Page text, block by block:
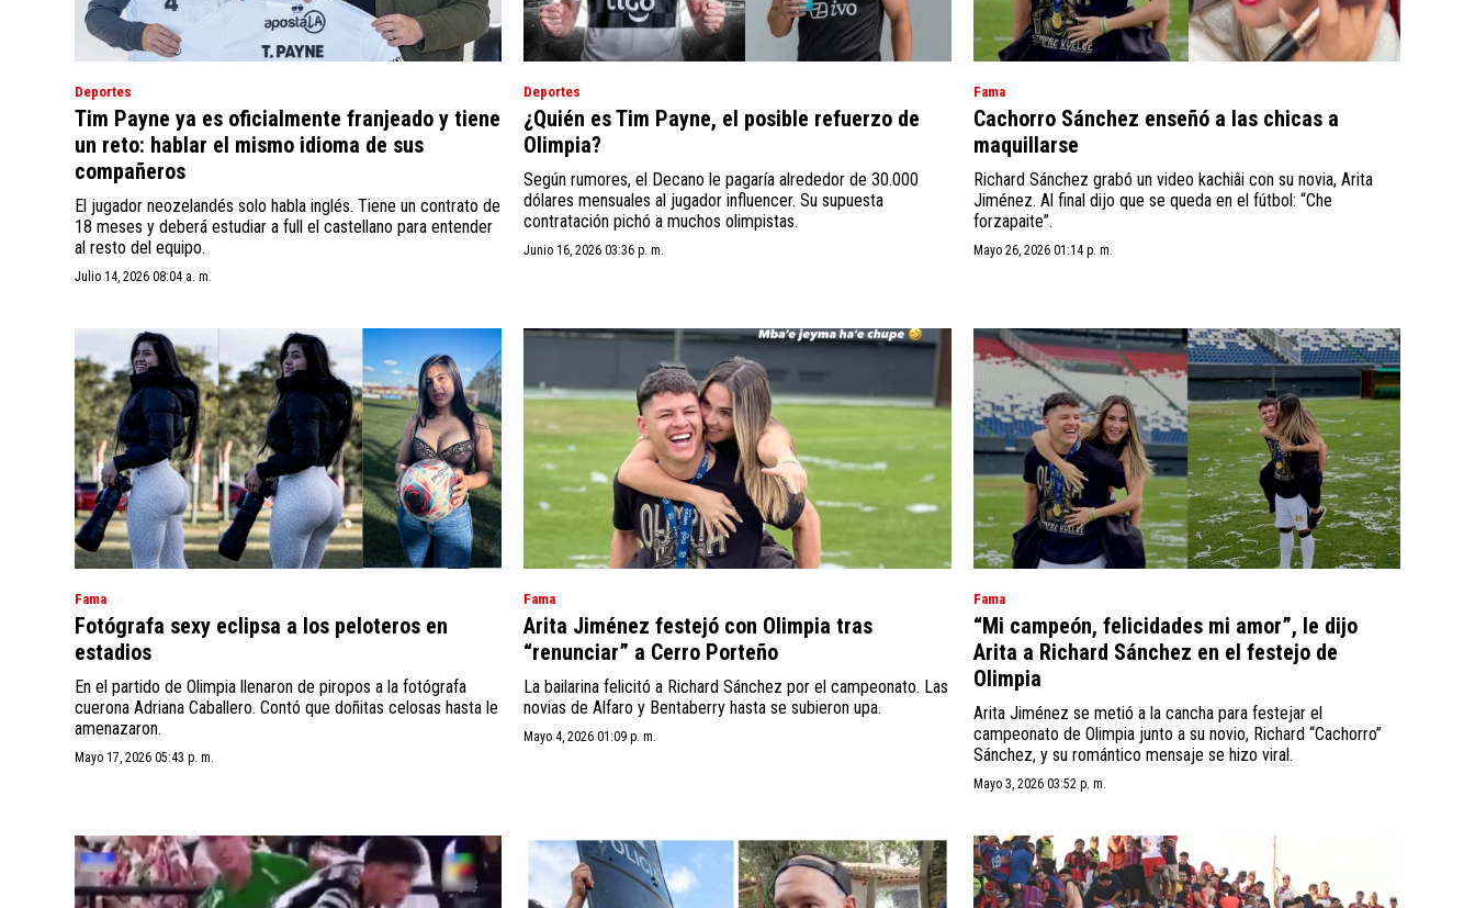
Deportes
Tim Payne ya es oficialmente franjeado y tiene
un reto: hablar el mismo idioma de sus
compañeros
El jugador neozelandés solo habla inglés. Tiene un contrato de
18 meses y deberá estudiar a full el castellano para entender
al resto del equipo.
Julio 14, 2026 08:04 a. m.
Deportes
¿Quién es Tim Payne, el posible refuerzo de
Olimpia?
Según rumores, el Decano le pagaría alrededor de 30.000
dólares mensuales al jugador influencer. Su supuesta
contratación pichó a muchos olimpistas.
Junio 16, 2026 03:36 p. m.
Fama
Cachorro Sánchez enseñó a las chicas a
maquillarse
Richard Sánchez grabó un video kachiâi con su novia, Arita
Jiménez. Al final dijo que se queda en el fútbol: “Che
forzapaite”.
Mayo 26, 2026 01:14 p. m.
Fama
Fotógrafa sexy eclipsa a los peloteros en
estadios
En el partido de Olimpia llenaron de piropos a la fotógrafa
cuerona Adriana Caballero. Contó que doñitas celosas hasta le
amenazaron.
Mayo 17, 2026 05:43 p. m.
Fama
Arita Jiménez festejó con Olimpia tras
“renunciar” a Cerro Porteño
La bailarina felicitó a Richard Sánchez por el campeonato. Las
novias de Alfaro y Bentaberry hasta se subieron upa.
Mayo 4, 2026 01:09 p. m.
Fama
“Mi campeón, felicidades mi amor”, le dijo
Arita a Richard Sánchez en el festejo de
Olimpia
Arita Jiménez se metió a la cancha para festejar el
campeonato de Olimpia junto a su novio, Richard “Cachorro”
Sánchez, y su romántico mensaje se hizo viral.
Mayo 3, 2026 03:52 p. m.